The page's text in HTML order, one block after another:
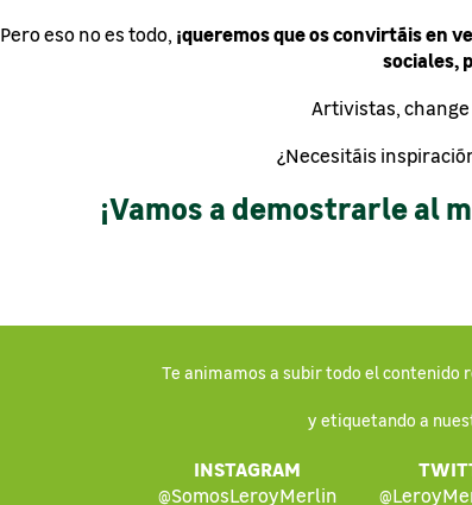
Pero eso no es todo, ¡queremos que os convirtáis en
sociales,
Artivistas,
¿Necesitáis
¡Vamos a demostrarle al
Te animamos a subir todo el contenido
y etiquetando a
INSTAGRAM
@SomosLeroyMerlin